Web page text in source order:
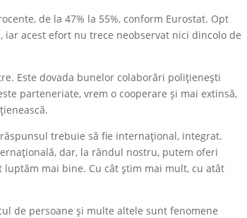
de la 47% la 55%, conform Eurostat. Opt
acest efort nu trece neobservat nici dincolo de
Este dovada bunelor colaborări polițienești
parteneriate, vrem o cooperare și mai extinsă,
trebuie să fie internațional, integrat.
dar, la rândul nostru, putem oferi
mai bine. Cu cât știm mai mult, cu atât
de persoane și multe altele sunt fenomene